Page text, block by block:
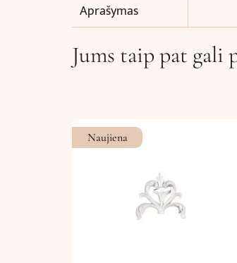
Aprašymas
Jums taip pat
Naujiena